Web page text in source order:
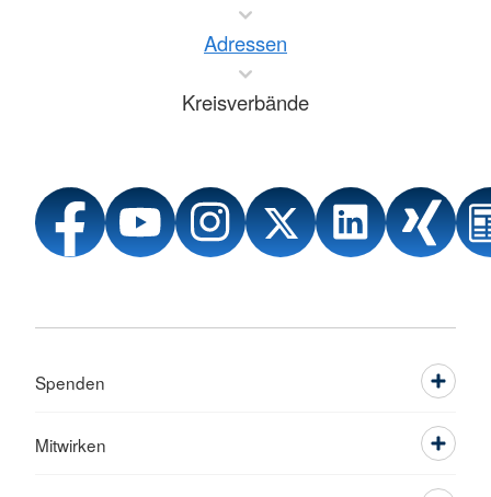
Adressen
Kreisverbände
Spenden
Mitwirken